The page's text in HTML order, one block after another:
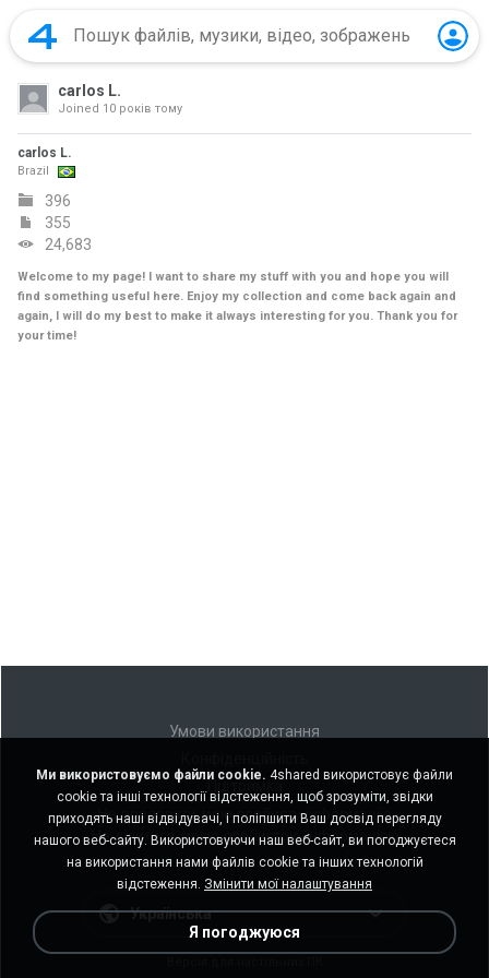
carlos L.
Joined 10 років тому
carlos L.
Brazil
396
355
24,683
Welcome to my page! I want to share my stuff with you and hope you will
find something useful here. Enjoy my collection and come back again and
again, I will do my best to make it always interesting for you. Thank you for
your time!
Умови використання
Не продавати мою особисту інформацію
Не ділитися моєю особистою інформацією
Українська
Ми використовуємо файли cookie. 4shared використовує файли
cookie та інші технології відстеження, щоб зрозуміти, звідки
приходять наші відвідувачі, і поліпшити Ваш досвід перегляду
нашого веб-сайту. Використовуючи наш веб-сайт, ви погоджуєтеся
на використання нами файлів cookie та інших технологій
відстеження. Змінити мої налаштування
Я погоджуюся